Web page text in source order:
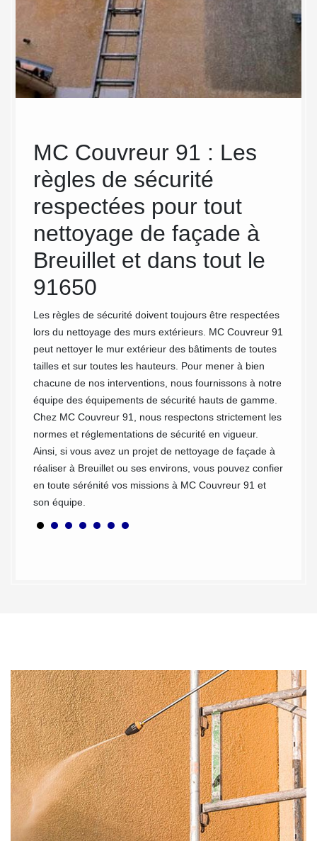
MC Couvreur 91 : Les
règles de sécurité
respectées pour tout
nettoyage de façade à
Breuillet et dans tout le
91650
Les règles de sécurité doivent toujours être respectées
lors du nettoyage des murs extérieurs. MC Couvreur 91
peut nettoyer le mur extérieur des bâtiments de toutes
tailles et sur toutes les hauteurs. Pour mener à bien
chacune de nos interventions, nous fournissons à notre
équipe des équipements de sécurité hauts de gamme.
Chez MC Couvreur 91, nous respectons strictement les
normes et réglementations de sécurité en vigueur.
Ainsi, si vous avez un projet de nettoyage de façade à
réaliser à Breuillet ou ses environs, vous pouvez confier
en toute sérénité vos missions à MC Couvreur 91 et
son équipe.